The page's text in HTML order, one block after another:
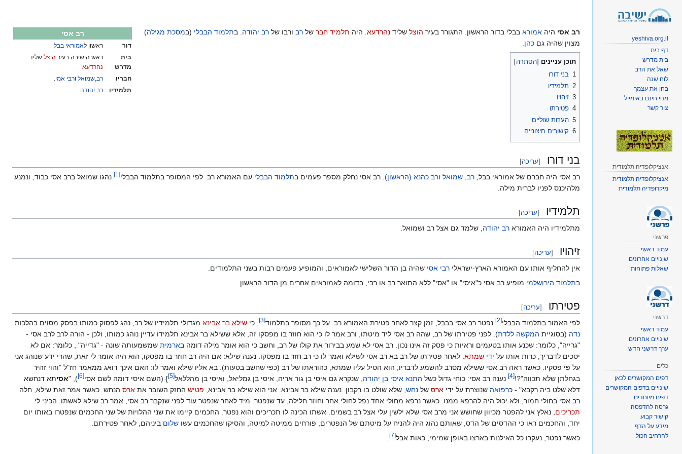
רב אסי
דור ראשון לאמוראי בבל
בית
מדרש
ראש הישיבה בעיר הוצל שליד
נהרדעא
חבריו
רב,שמואל ורבי אמי.
תלמידיו
רב יהודה
רב אסי היה אמורא בבלי בדור הראשון. התגורר בעיר הוצל שליד נהרדעא. היה תלמיד חבר של רב ורבו של רב יהודה. בתלמוד הבבלי (במסכת מגילה)
מצוין שהיה גם כהן.
תוכן עניינים
1 בני דורו
2 תלמידיו
3 זיהויו
4 פטירתו
5 הערות שוליים
6 קישורים חיצוניים
בני דורו [עריכה]
רב אסי היה חברם של אמוראי בבל, רב, שמואל ורב כהנא (הראשון). רב אסי נחלק מספר פעמים בתלמוד הבבלי עם האמורא רב. לפי המסופר בתלמוד הבבלי‏[
1
] נהגו שמואל ברב אסי כבוד, ונמנע
מלהיכנס לפניו לברית מילה.
תלמידיו [עריכה]
מתלמידיו היה האמורא רב יהודה, שלמד גם אצל רב ושמואל.
זיהויו [עריכה]
אין להחליף אותו עם האמורא הארץ-ישראלי רבי אסי שהיה בן הדור השלישי לאמוראים, והמופיע פעמים רבות בשני התלמודים.
בתלמוד הירושלמי מופיע רב אסי כ"איסי" או "אסי" ללא התואר רב או רבי, בדומה לאמוראים אחרים מן הדור הראשון.
פטירתו [עריכה]
לפי האמור בתלמוד הבבלי‏[
2
] נפטר רב אסי בבבל, זמן קצר לאחר פטירת האמורא רב. על כך מסופר בתלמוד‏[
3
], כי שילא בר אבינא מגדולי תלמידיו של רב, נהג לפסוק כמותו בפסק מסוים בהלכות
נדה (בסוגיית המקשה ללדת). לפני פטירתו של רב, שהה רב אסי ליד מיטתו, ורב אמר לו כי הוא חוזר בו מפסקו זה, אלא ששילא בר אבינא תלמידו עדיין נוהג כמותו, ולכן - הורה לרב לרב אסי -
"גרייה", כלומר: שכנע אותו בטעמים וראיות כי פסק זה אינו נכון. רב אסי לא שמע בבירור את קולו של רב, וחשב כי הוא אומר מילה דומה בארמית שמשמעותה שונה - "גדייה" , כלומר: אם לא
יסכים לדבריך, כרות אותו על ידי שמתא. לאחר פטירתו של רב בא רב אסי לשילא ואמר לו כי רב חזר בו מפסקו. נענה שילא: אם היה רב חוזר בו מפסקו, הוא היה אומר לי זאת, שהרי ידע שנוהג אני
על פי פסקיו. כאשר ראה רב אסי ששילא מסרב להשמע לדבריו, הוא הטיל עליו שמתא, כהוראתו של רב (כפי שחשב בטעות). בא אליו שילא ואמר לו: האם אינך דואג ממאמר חז"ל "והוי זהיר
בגחלתן שלא תכווה"?!‏[
4
] נענה רב אסי: כוחי גדול כשל התנא איסי בן יהודה, שנקרא גם איסי בן גור אריה, איסי בן גמליאל, ואיסי בן מהללאל‏[
5
]} (השם איסי דומה לשם אסי‏[
6
]
), "אסיתא דנחשא
דלא שלט ביה רקבא" - כרפואה שנוצרת על ידי ארס של נחש, שלא שולט בו רקבון. נענה שילא בר אבינא: אני הוא שילא בר אבינא, פטיש החזק השובר את ארס הנחש. כאשר אמר זאת שילא, חלה
רב אסי בחולי חמור, ולא יכול היה להרפא ממנו. כאשר נרפא מחולי אחד נפל לחולי אחר וחוזר חלילה, עד שנפטר. מיד לאחר שנפטר עוד לפני שנקבר רב אסי, אמר רב שילא לאשתו: הכיני לי
תכריכים, נאלץ אני להפטר מכיוון שחושש אני מרב אסי שלא ילשין עלי אצל רב בשמים. אשתו הכינה לו תכריכים והוא נפטר. החכמים קיימו את שני ההלויות של שני החכמים שנפטרו באותו יום
יחד, והחכמים ראו כי ההדסים של הדס, שאותם נהוג היה להניח על מיטתם של הנפטרים, פורחים ממיטה למיטה, והסיקו שהחכמים עשו שלום ביניהם, לאחר פטירתם.
כאשר נפטר, נעקרו כל האילנות בארצו באופן שמימי, כאות אבל‏[
7
]
.
yeshiva.org.il
דף בית
בית מדרש
שאל את הרב
לוח שנה
בחן את עצמך
מנוי חינם באימייל
צור קשר
אנציקלופדיה תלמודית
אנציקלופדיה תלמודית
מיקרופדיה תלמודית
פרשני
עמוד ראשי
שינויים אחרונים
שאלות פתוחות
דרשני
עמוד ראשי
שינויים אחרונים
ערך דרשני חדש
כלים
דפים המקושרים לכאן
שינויים בדפים המקושרים
דפים מיוחדים
גרסה להדפסה
קישור קבוע
מידע על הדף
להרחיב הכול